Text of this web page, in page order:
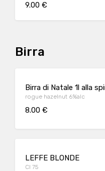
9.00 €
Birra
Birra di Natale 1l alla
rogue hazelnut 6%alc
8.00 €
LEFFE BLONDE
Cl 75